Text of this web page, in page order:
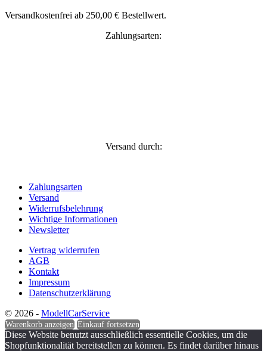
Versandkostenfrei ab 250,00 € Bestellwert.
Zahlungsarten:
Versand durch:
Zahlungsarten
Versand
Widerrufsbelehrung
Wichtige Informationen
Newsletter
Vertrag widerrufen
AGB
Kontakt
Impressum
Datenschutzerklärung
© 2026 - ModellCarService
Warenkorb anzeigen Einkauf fortsetzen
Diese Website benutzt ausschließlich essentielle Cookies, um die
Shopfunktionalität bereitstellen zu können. Es findet darüber hinaus